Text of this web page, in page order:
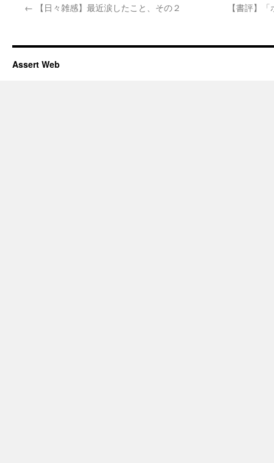
← 【日々雑感】最近涙したこと、その２ 【書評】
Assert Web